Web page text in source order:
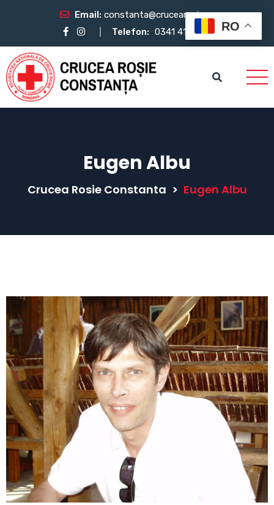
Email: constanta@crucearosie.ro
Telefon: 0341 412 483
Eugen Albu
Crucea Rosie Constanta > Eugen Albu
RO